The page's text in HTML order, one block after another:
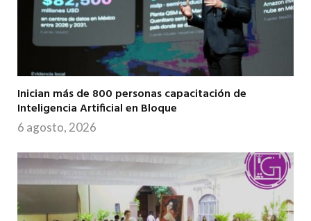
Inician más de 800 personas capacitación de
Inteligencia Artificial en Bloque
6 agosto, 2026